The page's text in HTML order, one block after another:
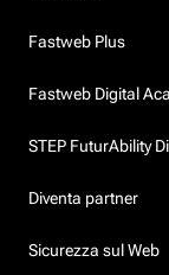
Fastweb Plus
Fastweb Digital
STEP FuturAbility
Diventa partner
Sicurezza sul Web